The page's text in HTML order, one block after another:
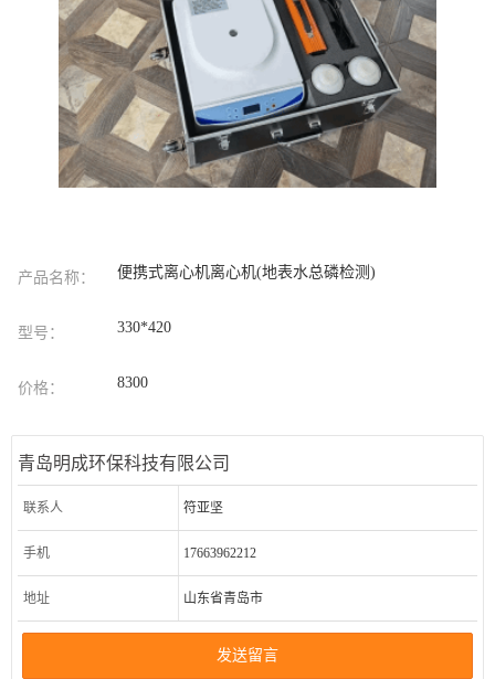
产品名称： 便携式离心机离心机(地表水总磷检测)
型号： 330*420
价格： 8300
青岛明成环保科技有限公司
联系人 符亚坚
手机 17663962212
地址 山东省青岛市
发送留言